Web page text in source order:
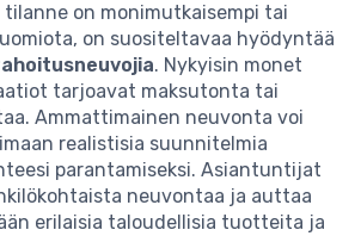
on monimutkaisempi tai
on suositeltavaa hyödyntää
. Nykyisin monet
tarjoavat maksutonta tai
Ammattimainen neuvonta voi
realistisia suunnitelmia
parantamiseksi. Asiantuntijat
neuvontaa ja auttaa
erilaisia taloudellisia tuotteita ja